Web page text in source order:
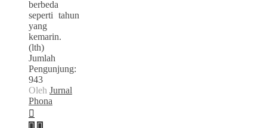
berbeda
seperti tahun
yang
kemarin.
(lth)
Jumlah
Pengunjung:
943
Oleh Jurnal
Phona